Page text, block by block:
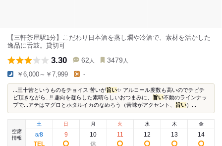
【三軒茶屋駅1分】こだわり日本酒を蒸し燗や冷酒で、素材を活かした
逸品に舌鼓。貸切可
3.30 62 人 3479 人
￥6,000～￥7,999 -
...三十苦というものをチョイス 苦いが旨い✨ アルコール度数も高いのでチビチ
ビ頂きながら...‼️ 趣向を凝らした素晴らしいおつまみに、 旨い不動のラインナッ
プで...アテはマグロとホタルイカのなめろう（苦味がアクセント、 旨い）...
空席
情報
土
8/8
日
9
月
10
火
11
水
12
木
13
金
14